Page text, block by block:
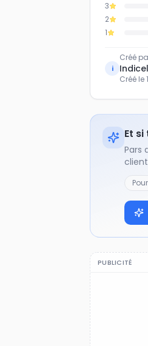
3
2
1
i
Créé
Créé le
Et
Pars
PUBLICITÉ